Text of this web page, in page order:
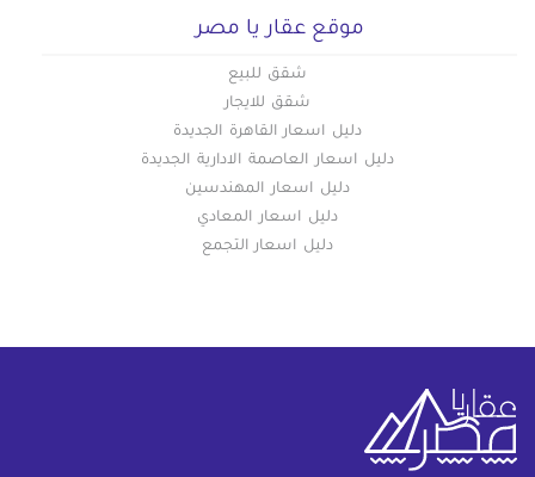
موقع عقار يا مصر
شقق للبيع
شقق للايجار
دليل اسعار القاهرة الجديدة
دليل اسعار العاصمة الادارية الجديدة
دليل اسعار المهندسين
دليل اسعار المعادي
دليل اسعار التجمع